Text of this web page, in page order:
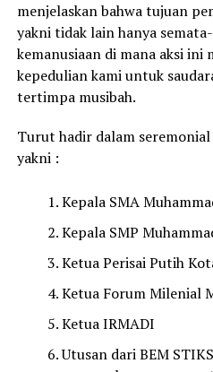
menjelaskan bahwa tujuan
yakni tidak lain hanya
kemanusiaan di mana aksi ini
kepedulian kami untuk
tertimpa musibah.
Turut hadir dalam
yakni :
Kepala SMA
Kepala SMP
Ketua Perisai Putih
Ketua Forum Milenial
Ketua IRMADI
Utusan dari BEM